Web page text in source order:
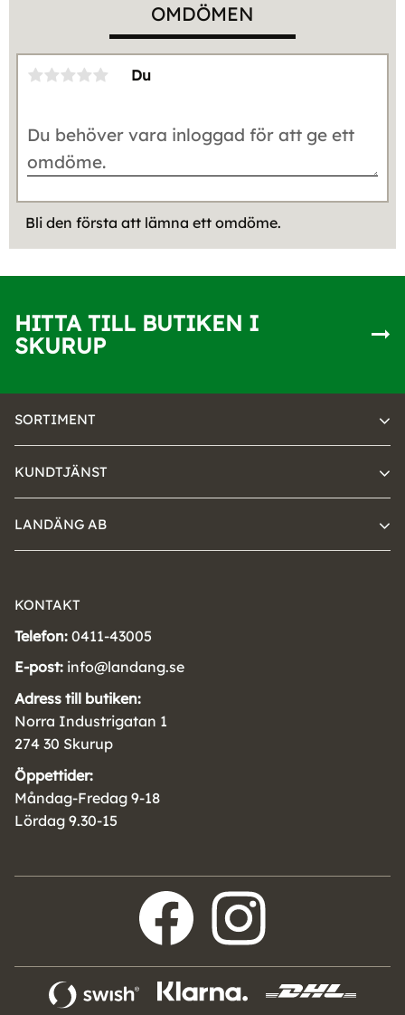
OMDÖMEN
Du
Bli den första att lämna ett omdöme.
HITTA TILL BUTIKEN I
SKURUP
SORTIMENT
KUNDTJÄNST
LANDÄNG AB
KONTAKT
Telefon: 0411-43005
E-post: info@landang.se
Adress till butiken:
Norra Industrigatan 1
274 30 Skurup
Öppettider:
Måndag-Fredag 9-18
Lördag 9.30-15